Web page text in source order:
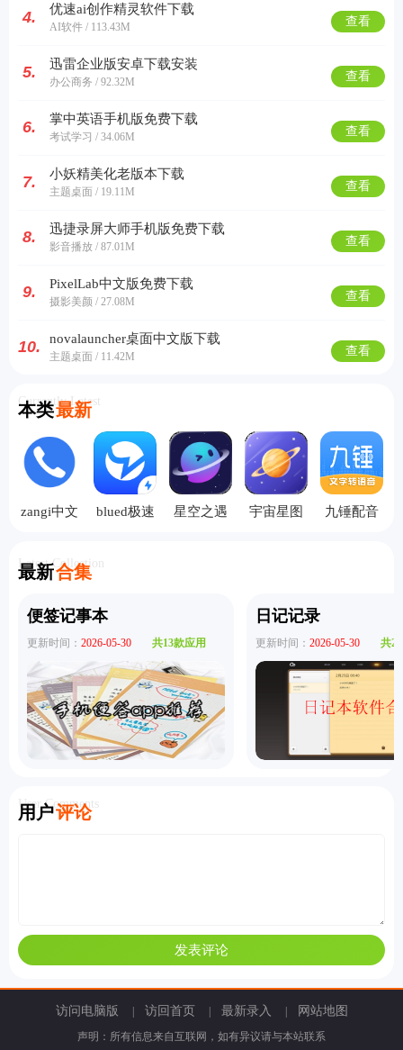
4. 优速ai创作精灵软件下载
AI软件 / 113.43M 查看
5. 迅雷企业版安卓下载安装
办公商务 / 92.32M 查看
6. 掌中英语手机版免费下载
考试学习 / 34.06M 查看
7. 小妖精美化老版本下载
主题桌面 / 19.11M 查看
8. 迅捷录屏大师手机版免费下载
影音播放 / 87.01M 查看
9. PixelLab中文版免费下载
摄影美颜 / 27.08M 查看
10. novalauncher桌面中文版下载
主题桌面 / 11.42M 查看
本类最新
Currently Latest
zangi中文
blued极速
星空之遇
宇宙星图
九锤配音
最新合集
Latest Collection
便签记事本
更新时间： 2026-05-30 共13款应用
日记记录
更新时间： 2026-05-30 共
用户评论
User Comments
访问电脑版 | 访回首页 | 最新录入 | 网站地图
声明：所有信息来自互联网，如有异议请与本站联系